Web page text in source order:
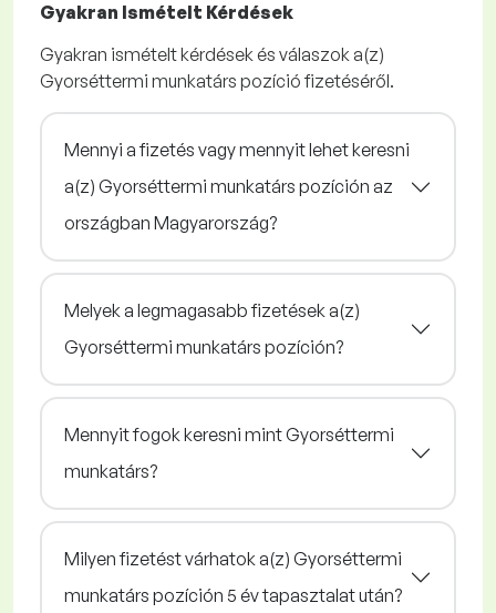
Gyakran Ismételt Kérdések
Gyakran ismételt kérdések és válaszok a(z)
Gyorséttermi munkatárs pozíció fizetéséről.
Mennyi a fizetés vagy mennyit lehet keresni
a(z) Gyorséttermi munkatárs pozíción az
országban Magyarország?
Melyek a legmagasabb fizetések a(z)
Gyorséttermi munkatárs pozíción?
Mennyit fogok keresni mint Gyorséttermi
munkatárs?
Milyen fizetést várhatok a(z) Gyorséttermi
munkatárs pozíción 5 év tapasztalat után?